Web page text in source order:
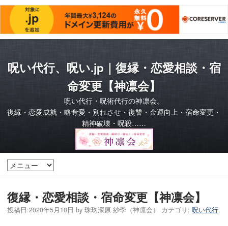
呪い代行、呪い.jp｜復縁・恋愛相談・宿
命変更【神凛会】
呪い代行・呪術代行の神凛会。
復縁・恋愛成就・略奪愛・別れさせ・復讐・金運向上・宿命変更・
精神破壊・呪殺……
復縁・恋愛相談・宿命変更【神凛会】
投稿日:2020年5月10日 by 珠玖深原 紗季（神凛会） カテゴリ: 呪い代行